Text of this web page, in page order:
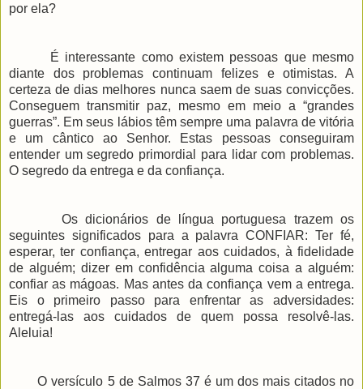
por ela?
É interessante como existem pessoas que mesmo
diante dos problemas continuam felizes e otimistas. A
certeza de dias melhores nunca saem de suas convicções.
Conseguem transmitir paz, mesmo em meio a “grandes
guerras”. Em seus lábios têm sempre uma palavra de vitória
e um cântico ao Senhor. Estas pessoas conseguiram
entender um segredo primordial para lidar com problemas.
O segredo da entrega e da confiança.
Os dicionários de língua portuguesa trazem os
seguintes significados para a palavra CONFIAR: Ter fé,
esperar, ter confiança, entregar aos cuidados, à fidelidade
de alguém; dizer em confidência alguma coisa a alguém:
confiar as mágoas. Mas antes da confiança vem a entrega.
Eis o primeiro passo para enfrentar as adversidades:
entregá-las aos cuidados de quem possa resolvê-las.
Aleluia!
O versículo 5 de Salmos 37 é um dos mais citados no